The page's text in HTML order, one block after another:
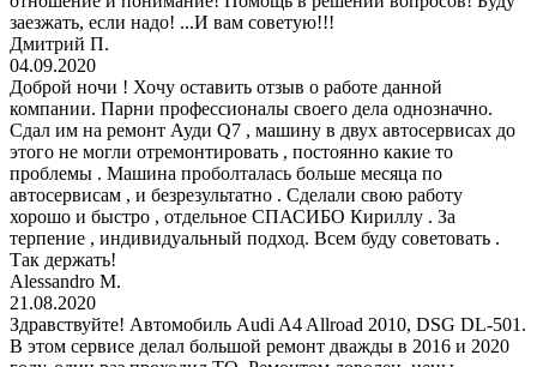
заезжать, если надо! ...И вам советую!!!
Дмитрий П.
04.09.2020
Доброй ночи ! Хочу оставить отзыв о работе данной
компании. Парни профессионалы своего дела однозначно.
Сдал им на ремонт Ауди Q7 , машину в двух автосервисах до
этого не могли отремонтировать , постоянно какие то
проблемы . Машина проболталась больше месяца по
автосервисам , и безрезультатно . Сделали свою работу
хорошо и быстро , отдельное СПАСИБО Кириллу . За
терпение , индивидуальный подход. Всем буду советовать .
Так держать!
Alessandro M.
21.08.2020
Здравствуйте! Автомобиль Audi A4 Allroad 2010, DSG DL-501.
В этом сервисе делал большой ремонт дважды в 2016 и 2020